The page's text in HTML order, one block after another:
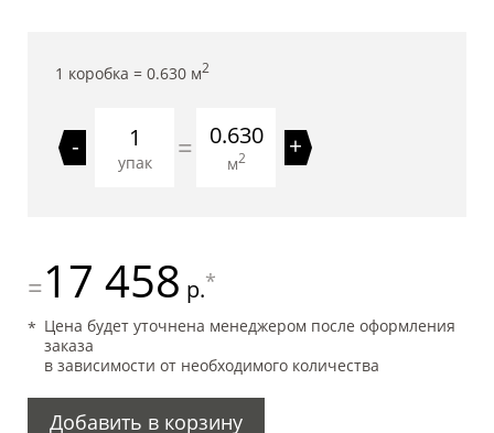
1 коробка = 0.630 м2
-
упак = 0.630
м2 +
=17 458 р.*
Цена будет уточнена менеджером после оформления
заказа
в зависимости от необходимого количества
Добавить в корзину